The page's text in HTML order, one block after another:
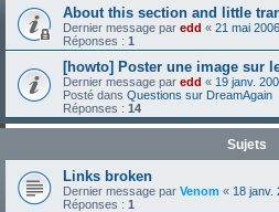
About this section and little
Dernier message par edd « 21 mai
Réponses : 1
[howto] Poster une image sur
Dernier message par edd « 19 janv.
Posté dans Questions sur DreamAgain
Réponses : 14
Sujets
Links broken
Dernier message par Venom « 18 janv.
Réponses : 1